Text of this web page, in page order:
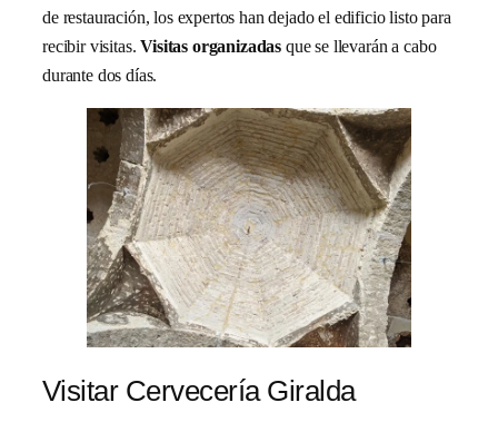
de restauración, los expertos han dejado el edificio listo para
recibir visitas.Visitas organizadas que se llevarán a cabo
durante dos días.
Visitar Cervecería Giralda